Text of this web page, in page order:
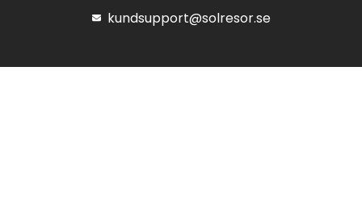
kundsupport@solresor.se